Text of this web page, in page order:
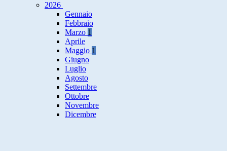
2026
Gennaio
Febbraio
Marzo 1
Aprile
Maggio 1
Giugno
Luglio
Agosto
Settembre
Ottobre
Novembre
Dicembre